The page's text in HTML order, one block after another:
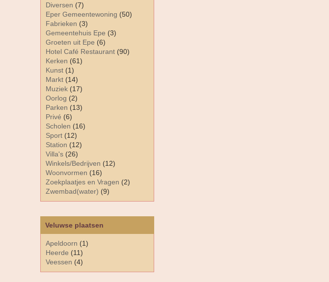
Diversen (7)
Eper Gemeentewoning (50)
Fabrieken (3)
Gemeentehuis Epe (3)
Groeten uit Epe (6)
Hotel Café Restaurant (90)
Kerken (61)
Kunst (1)
Markt (14)
Muziek (17)
Oorlog (2)
Parken (13)
Privé (6)
Scholen (16)
Sport (12)
Station (12)
Villa's (26)
Winkels/Bedrijven (12)
Woonvormen (16)
Zoekplaatjes en Vragen (2)
Zwembad(water) (9)
Veluwse plaatsen
Apeldoorn (1)
Heerde (11)
Veessen (4)